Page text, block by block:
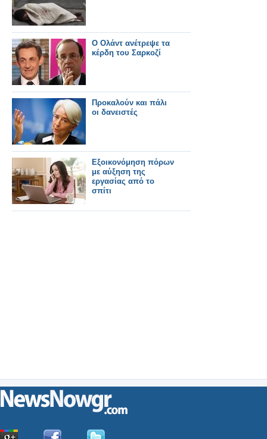
Ο Ολάντ ανέτρεψε τα
κέρδη του Σαρκοζί
Προκαλούν και πάλι
οι δανειστές
Εξοικονόμηση πόρων
με αύξηση της
εργασίας από το
σπίτι